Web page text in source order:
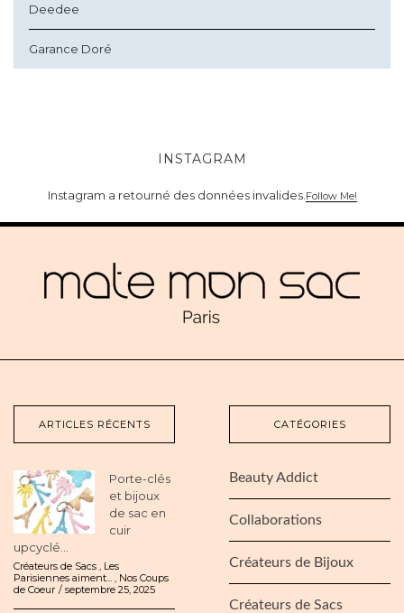
Deedee
Garance Doré
INSTAGRAM
Instagram a retourné des données invalides. Follow Me!
ARTICLES RÉCENTS
Porte-clés
et bijoux
de sac en
cuir
upcyclé...
Créateurs de Sacs
Les
Parisiennes aiment...
Nos Coups
de Coeur
septembre 25, 2025
CATÉGORIES
Beauty Addict
Collaborations
Créateurs de Bijoux
Créateurs de Sacs